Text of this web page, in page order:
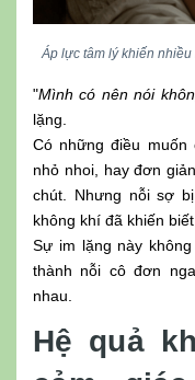
Áp lực tâm lý khiến
"Mình có nên nói
lặng.
Có những điều
nhỏ nhoi, hay đơn
chút. Nhưng nỗi sợ
không khí đã khiến
Sự im lặng này
thành nỗi cô đơn
nhau.
Hệ quả